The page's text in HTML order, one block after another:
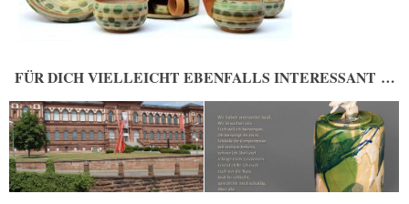
FÜR DICH VIELLEICHT EBENFALLS INTERESSANT …